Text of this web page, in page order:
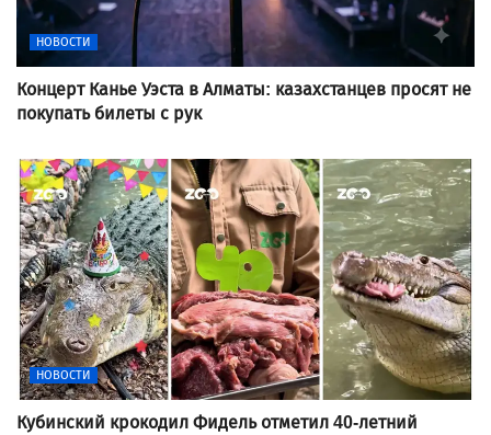
НОВОСТИ
Концерт Канье Уэста в Алматы: казахстанцев просят не
покупать билеты с рук
НОВОСТИ
Кубинский крокодил Фидель отметил 40-летний